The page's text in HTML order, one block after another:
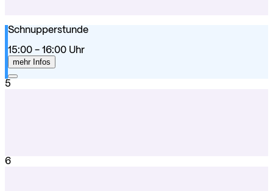
Schnupperstunde
15:00 - 16:00 Uhr
mehr Infos
5
6